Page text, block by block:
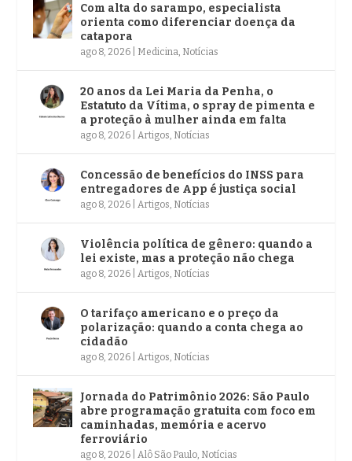
Com alta do sarampo, especialista
orienta como diferenciar doença da
catapora
ago 8, 2026 Medicina Notícias
20 anos da Lei Maria da Penha, o
Estatuto da Vítima, o spray de pimenta e
a proteção à mulher ainda em falta
ago 8, 2026 Artigos Notícias
Concessão de benefícios do INSS para
entregadores de App é justiça social
ago 8, 2026 Artigos Notícias
Violência política de gênero: quando a
lei existe, mas a proteção não chega
ago 8, 2026 Artigos Notícias
O tarifaço americano e o preço da
polarização: quando a conta chega ao
cidadão
ago 8, 2026 Artigos Notícias
Jornada do Patrimônio 2026: São Paulo
abre programação gratuita com foco em
caminhadas, memória e acervo
ferroviário
ago 8, 2026 Alô São Paulo Notícias